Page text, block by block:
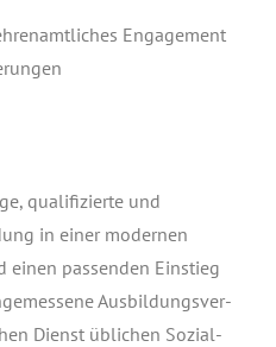
Enga­ge­ment
qua­li­fi­zier­te und
in einer moder­nen
einen pas­sen­den Ein­stieg
Aus­bil­dungs­ver­
Dienst übli­chen Sozi­al­